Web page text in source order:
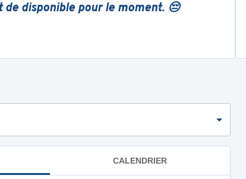
disponible pour le moment. 😔
CALENDRIER